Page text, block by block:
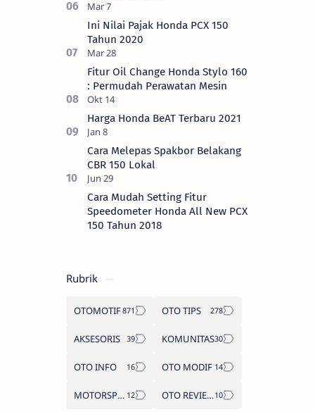
Ini Nilai Pajak Honda PCX 150
Tahun 2020
Fitur Oil Change Honda Stylo 160
: Permudah Perawatan Mesin
Harga Honda BeAT Terbaru 2021
Cara Melepas Spakbor Belakang
CBR 150 Lokal
Cara Mudah Setting Fitur
Speedometer Honda All New PCX
150 Tahun 2018
Rubrik
OTOMOTIF OTO TIPS
AKSESORIS KOMUNITAS
OTO INFO OTO MODIF
MOTORSPORT
OTO REVIEW